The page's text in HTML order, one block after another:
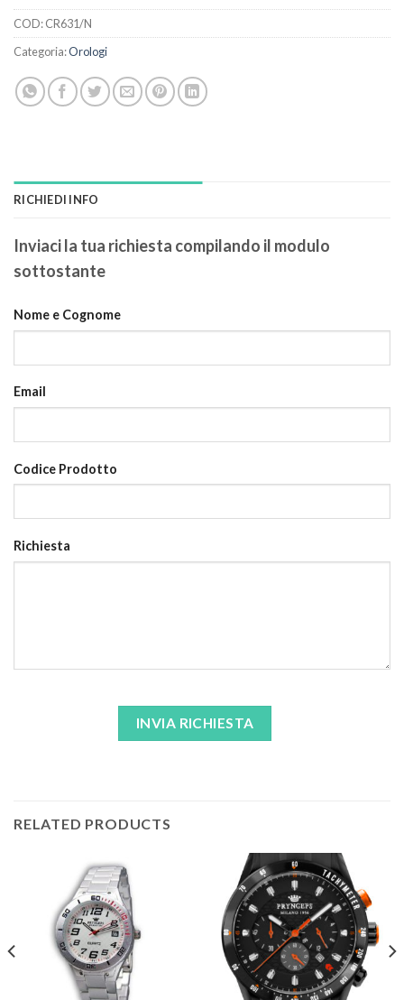
COD:CR631/N
Categoria:Orologi
RICHIEDI INFO
Inviaci la tua richiesta compilando il modulo
sottostante
Nome e Cognome
Email
Codice Prodotto
Richiesta
RELATED PRODUCTS